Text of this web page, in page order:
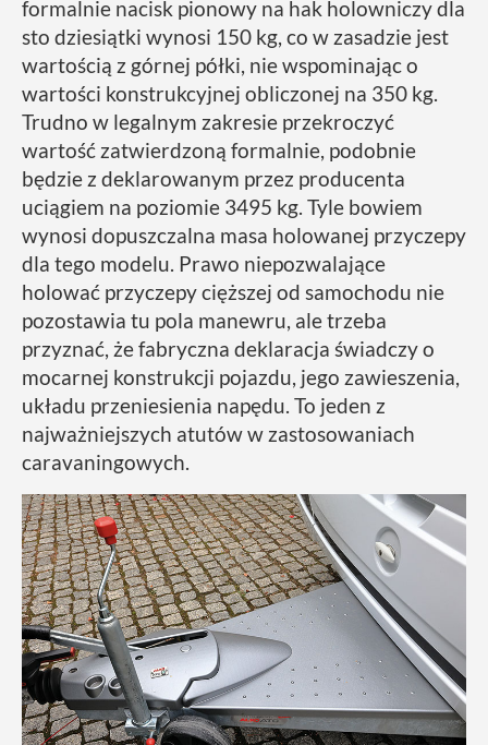
formalnie nacisk pionowy na hak holowniczy dla
sto dziesiątki wynosi 150 kg, co w zasadzie jest
wartością z górnej półki, nie wspominając o
wartości konstrukcyjnej obliczonej na 350 kg.
Trudno w legalnym zakresie przekroczyć
wartość zatwierdzoną formalnie, podobnie
będzie z deklarowanym przez producenta
uciągiem na poziomie 3495 kg. Tyle bowiem
wynosi dopuszczalna masa holowanej przyczepy
dla tego modelu. Prawo niepozwalające
holować przyczepy cięższej od samochodu nie
pozostawia tu pola manewru, ale trzeba
przyznać, że fabryczna deklaracja świadczy o
mocarnej konstrukcji pojazdu, jego zawieszenia,
układu przeniesienia napędu. To jeden z
najważniejszych atutów w zastosowaniach
caravaningowych.